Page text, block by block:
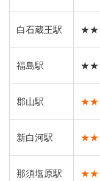
白石蔵王駅 ★★
福島駅
郡山駅
新白河駅
那須塩原駅